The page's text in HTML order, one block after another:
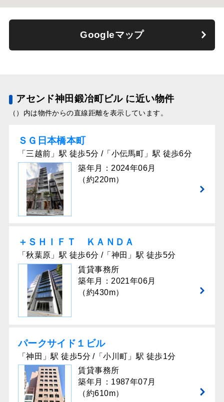
Googleマップ
アセンド神田鍛冶町ビル に近い物件
（）内は物件からの直線距離を表示しています。
ＳＧ⽇本橋本町
「三越前」駅 徒歩5分 /「小伝馬町」駅 徒歩6分
築年月：2024年06月
（約220m）
＋ＳＨＩＦＴ ＫＡＮＤＡ
「秋葉原」駅 徒歩6分 /「神田」駅 徒歩5分
賃貸事務所
築年月：2021年06月
（約430m）
パークサイド１ビル
「神田」駅 徒歩5分 /「小川町」駅 徒歩1分
賃貸事務所
築年月：1987年07月
（約610m）